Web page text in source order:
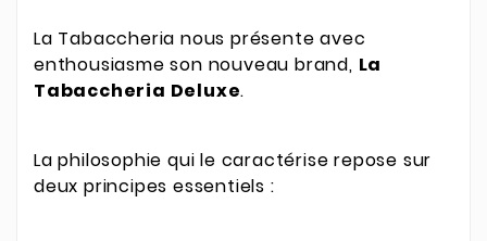
La Tabaccheria nous présente avec
enthousiasme son nouveau brand, La
Tabaccheria Deluxe.
La philosophie qui le caractérise repose sur
deux principes essentiels :